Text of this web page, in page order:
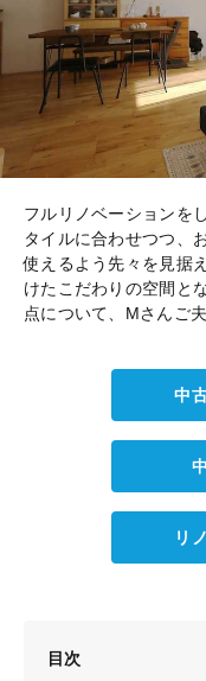
フルリノベーションを
タイルに合わせつつ、
使えるよう先々を見据
けたこだわりの空間と
点について、Mさんご
中
リ
目次